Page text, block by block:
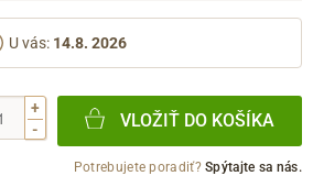
U vás: 14.8. 2026
+
-
VLOŽIŤ DO KOŠÍKA
Potrebujete poradiť?Spýtajte sa nás.